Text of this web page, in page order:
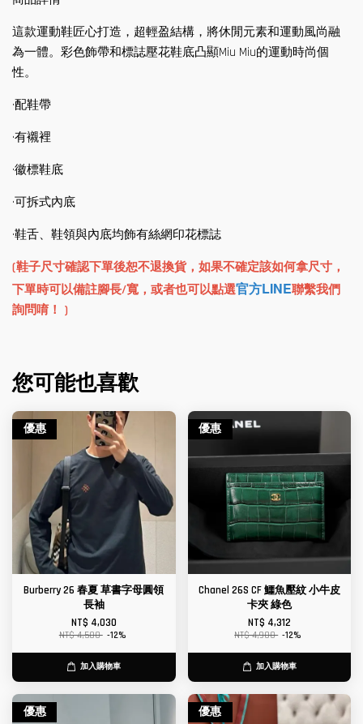
這款運動鞋匠心打造，超輕盈結構，將休閒元素和運動風尚融
為一體。彩色飾帶和標誌壓花鞋底凸顯Miu Miu的運動時尚個
性。
·配鞋帶
·有襯裡
·徽標鞋底
·可拆式內底
·鞋舌、鞋領與內底均飾有絲網印花標誌
(鞋子尺寸確認下單後恕不退換貨，如果不確定該如何拿尺寸，
下單時可以備註腳長/寬，或者也可以點選官方LINE聯繫我們
詢問唷！ )
您可能也喜歡
優惠
Burberry 26 春夏 草書字母圓領
長袖
NT$ 4,030
NT$ 4,580 -12%
加入購物車
優惠
Chanel 26S CF 鱷魚壓紋 小牛皮
卡夾 綠色
NT$ 4,312
NT$ 4,900 -12%
加入購物車
優惠 優惠